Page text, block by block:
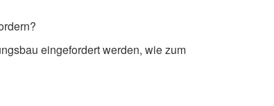
eingefordert werden, wie zum